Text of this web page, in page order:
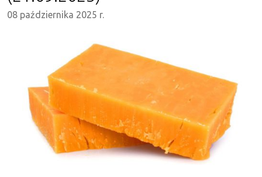
08 października 2025 r.